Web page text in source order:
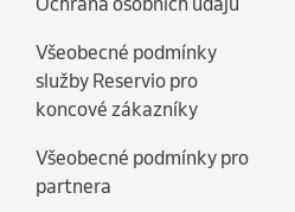
Všeobecné podmínky
služby Reservio pro
koncové zákazníky
Všeobecné podmínky pro
partnera